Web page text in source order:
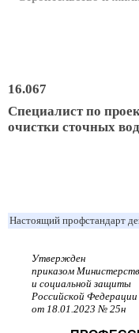
16.067
Специалист по
очистки сточных
Настоящий профстандарт
Утвержден
приказом
и социальной защиты
Российской Федерации
от 18.01.2023 № 25н